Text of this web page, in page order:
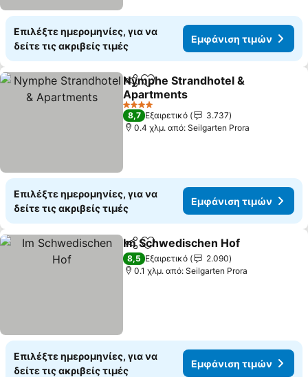
Επιλέξτε ημερομηνίες, για να
δείτε τις ακριβείς τιμές
Εμφάνιση τιμών
Κοινοποίηση
Προσθήκη στα αγαπημένα
Nymphe Strandhotel &
Apartments
4 Αστέρια
8,7 Εξαιρετικό
3.737
0.4 χλμ. από: Seilgarten Prora
Επιλέξτε ημερομηνίες, για να
δείτε τις ακριβείς τιμές
Εμφάνιση τιμών
Κοινοποίηση
Προσθήκη στα αγαπημένα
Im Schwedischen Hof
8,5 Εξαιρετικό
2.090
0.1 χλμ. από: Seilgarten Prora
Επιλέξτε ημερομηνίες, για να
δείτε τις ακριβείς τιμές
Εμφάνιση τιμών